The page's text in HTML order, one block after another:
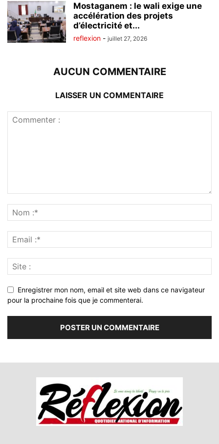
Mostaganem : le wali exige une
accélération des projets
d’électricité et...
reflexion - juillet 27, 2026
AUCUN COMMENTAIRE
LAISSER UN COMMENTAIRE
Enregistrer mon nom, email et site web dans ce navigateur
pour la prochaine fois que je commenterai.